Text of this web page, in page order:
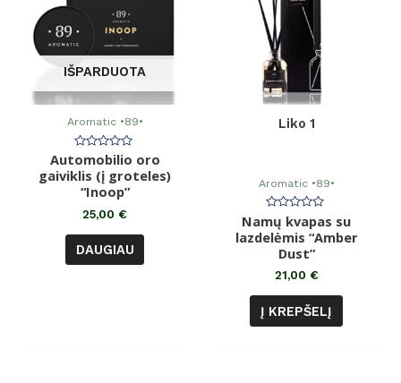
IŠPARDUOTA
Aromatic •89•
Įvertinimas:
0
iš
5
Automobilio oro
gaiviklis (į groteles)
“Inoop”
25,00 €
DAUGIAU
Liko 1
Aromatic •89•
Įvertinimas:
0
iš
Namų kvapas su
lazdelėmis “Amber
Dust”
21,00 €
Į KREPŠELĮ